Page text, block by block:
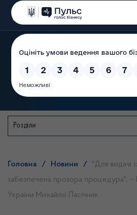
Розділи
Головна / Новини /
"Для видачі
забезпечена прозора процедура",
України Михайло Пасічник